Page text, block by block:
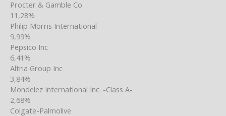
Procter & Gamble Co
11,28%
Philip Morris International
9,99%
Pepsico Inc
6,41%
Altria Group Inc
3,84%
Mondelez International Inc. -Class A-
2,68%
Colgate-Palmolive